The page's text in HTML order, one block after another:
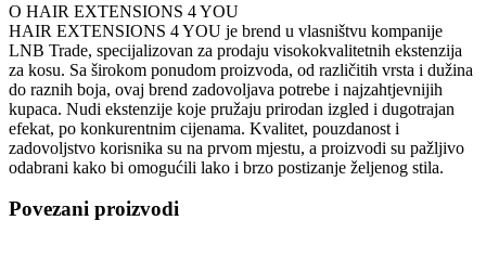
O HAIR EXTENSIONS 4 YOU
HAIR EXTENSIONS 4 YOU je brend u vlasništvu kompanije
LNB Trade, specijalizovan za prodaju visokokvalitetnih ekstenzija
za kosu. Sa širokom ponudom proizvoda, od različitih vrsta i dužina
do raznih boja, ovaj brend zadovoljava potrebe i najzahtjevnijih
kupaca. Nudi ekstenzije koje pružaju prirodan izgled i dugotrajan
efekat, po konkurentnim cijenama. Kvalitet, pouzdanost i
zadovoljstvo korisnika su na prvom mjestu, a proizvodi su pažljivo
odabrani kako bi omogućili lako i brzo postizanje željenog stila.
Povezani proizvodi